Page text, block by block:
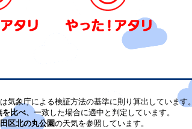
気象庁による検証方法の基準に則り算出しています。
比べ、 一致した場合に適中と判定しています。
区北の丸公園の天気を参照しています。